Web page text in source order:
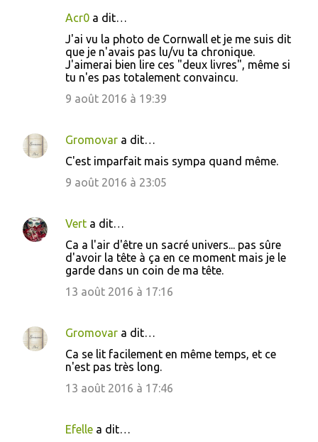
Acr0 a dit…
J'ai vu la photo de Cornwall et je me suis dit
que je n'avais pas lu/vu ta chronique.
J'aimerai bien lire ces "deux livres", même si
tu n'es pas totalement convaincu.
9 août 2016 à 19:39
Gromovar a dit…
C'est imparfait mais sympa quand même.
9 août 2016 à 23:05
Vert a dit…
Ca a l'air d'être un sacré univers... pas sûre
d'avoir la tête à ça en ce moment mais je le
garde dans un coin de ma tête.
13 août 2016 à 17:16
Gromovar a dit…
Ca se lit facilement en même temps, et ce
n'est pas très long.
13 août 2016 à 17:46
Efelle a dit…